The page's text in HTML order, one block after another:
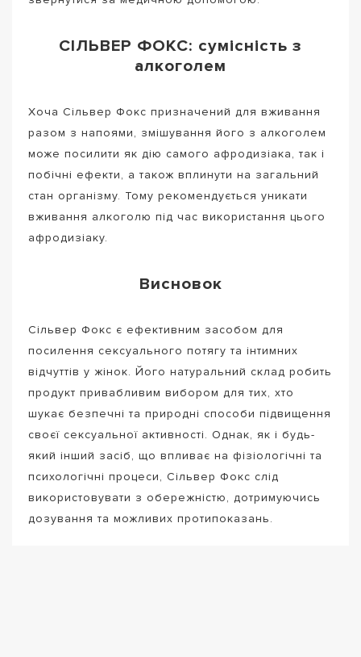
СІЛЬВЕР ФОКС: сумісність з
алкоголем
Хоча Сільвер Фокс призначений для вживання
разом з напоями, змішування його з алкоголем
може посилити як дію самого афродизіака, так і
побічні ефекти, а також вплинути на загальний
стан організму. Тому рекомендується уникати
вживання алкоголю під час використання цього
афродизіаку.
Висновок
Сільвер Фокс є ефективним засобом для
посилення сексуального потягу та інтимних
відчуттів у жінок. Його натуральний склад робить
продукт привабливим вибором для тих, хто
шукає безпечні та природні способи підвищення
своєї сексуальної активності. Однак, як і будь-
який інший засіб, що впливає на фізіологічні та
психологічні процеси, Сільвер Фокс слід
використовувати з обережністю, дотримуючись
дозування та можливих протипоказань.